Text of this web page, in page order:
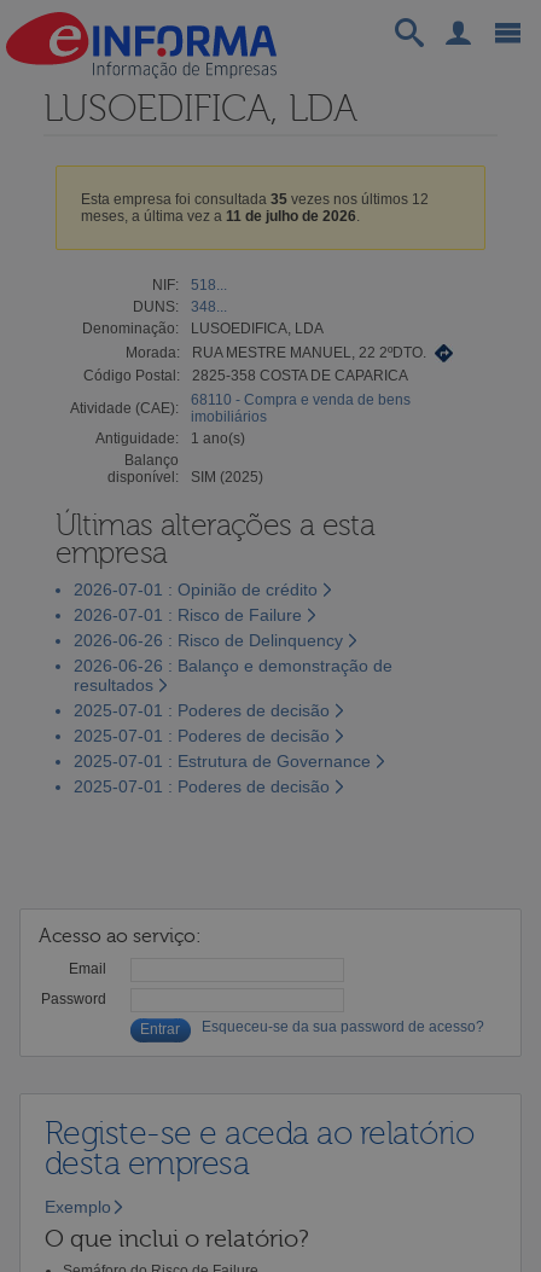
LUSOEDIFICA, LDA
Esta empresa foi consultada 35vezes nos últimos 12
meses, a última vez a 11 de julho de 2026.
NIF:
518...
DUNS:
348...
Denominação:
LUSOEDIFICA, LDA
Morada:
RUA MESTRE MANUEL, 22 2ºDTO.
Código Postal:
2825-358 COSTA DE CAPARICA
Atividade (CAE):
68110 - Compra e venda de bens
imobiliários
Antiguidade:
1 ano(s)
Balanço
disponível:
SIM (2025)
Últimas alterações a esta
empresa
2026-07-01 : Opinião de crédito
2026-07-01 : Risco de Failure
2026-06-26 : Risco de Delinquency
2026-06-26 : Balanço e demonstração de
resultados
2025-07-01 : Poderes de decisão
2025-07-01 : Poderes de decisão
2025-07-01 : Estrutura de Governance
2025-07-01 : Poderes de decisão
Acesso ao serviço:
Email
Password
Esqueceu-se da sua password de acesso?
Registe-se e aceda ao relatório
desta empresa
Exemplo
O que inclui o relatório?